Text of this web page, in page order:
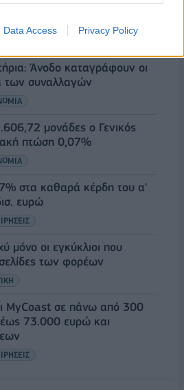
Data Access Privacy Policy
συνεχίζουν μαζί: Ανανέωση
μέχρι το 2028
Άνοδο καταγράφουν οι
των συναλλαγών
μονάδες ο Γενικός
πτώση 0,07%
στα καθαρά κέρδη του α'
ευρώ
μόνο οι εγκύκλιοι που
των φορέων
MyCoast σε πάνω από 300
έως 73.000 ευρώ και